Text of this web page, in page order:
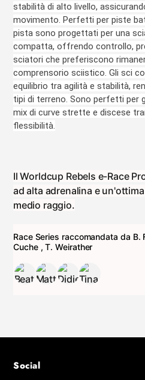
stabilità di alto livello,
movimento. Perfetti per piste
pista sono progettati per una
compatta, offrendo controllo,
sciatori che preferiscono
comprensorio sciistico. Gli sci
equilibrio tra agilità e stabilità,
tipi di terreno. Sono perfetti per
mix di curve strette e discese
flessibilità.
Il Worldcup Rebels e-Race
ad alta adrenalina e
medio raggio.
Race Series raccomandata da B.
Cuche , T. Weirather
Social